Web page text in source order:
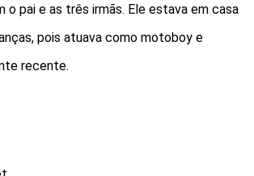
o pai e as três irmãs. Ele estava em casa
pois atuava como motoboy e
recente.